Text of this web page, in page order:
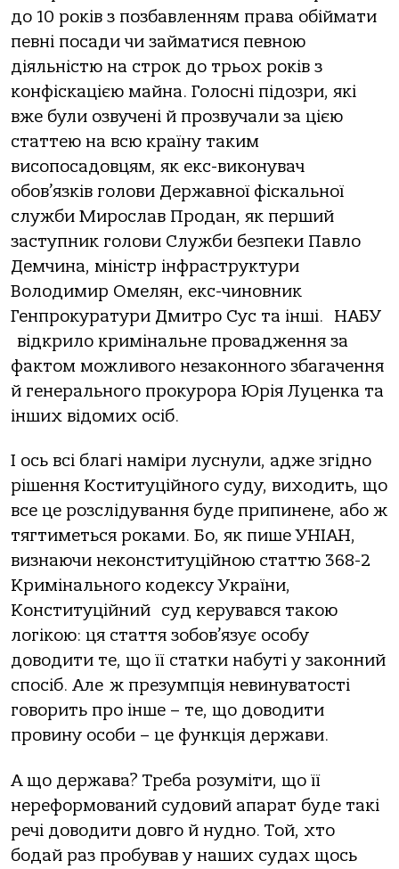
до 10 років з позбавленням права обіймати
певні посади чи займатися певною
діяльністю на строк до трьох років з
конфіскацією майна. Голосні підозри, які
вже були озвучені й прозвучали за цією
статтею на всю країну таким
висопосадовцям, як екс-виконувач
обов’язків голови Державної фіскальної
служби Мирослав Продан, як перший
заступник голови Служби безпеки Павло
Демчина, міністр інфраструктури
Володимир Омелян, екс-чиновник
Генпрокуратури Дмитро Сус та інші. НАБУ
відкрило кримінальне провадження за
фактом можливого незаконного збагачення
й генерального прокурора Юрія Луценка та
інших відомих осіб.
І ось всі благі наміри луснули, адже згідно
рішення Коституційного суду, виходить, що
все це розслідування буде припинене, або ж
тягтиметься роками. Бо, як пише УНІАН,
визнаючи неконституційною статтю 368-2
Кримінального кодексу України,
Конституційний суд керувався такою
логікою: ця стаття зобов’язує особу
доводити те, що її статки набуті у законний
спосіб. Але ж презумпція невинуватості
говорить про інше – те, що доводити
провину особи – це функція держави.
А що держава? Треба розуміти, що її
нереформований судовий апарат буде такі
речі доводити довго й нудно. Той, хто
бодай раз пробував у наших судах щось